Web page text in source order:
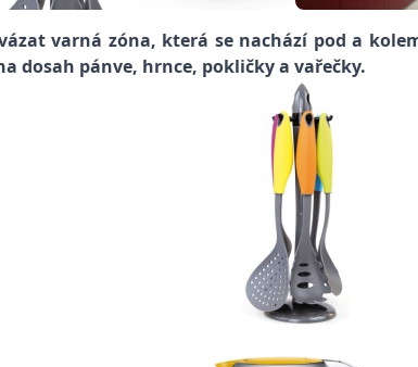
varná zóna, která se nachází pod a
dosah pánve, hrnce, pokličky a vařečky.